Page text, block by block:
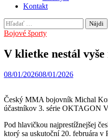
Kontakt
Hľadať:
Bojové športy
V klietke nestál
08/01/202608/01/2026
Český MMA bojovník Michal
účastníkov 3. série OKTAGON
Pod hlavičkou najprestížnejšej
ktorý sa uskutoční 20. februára v